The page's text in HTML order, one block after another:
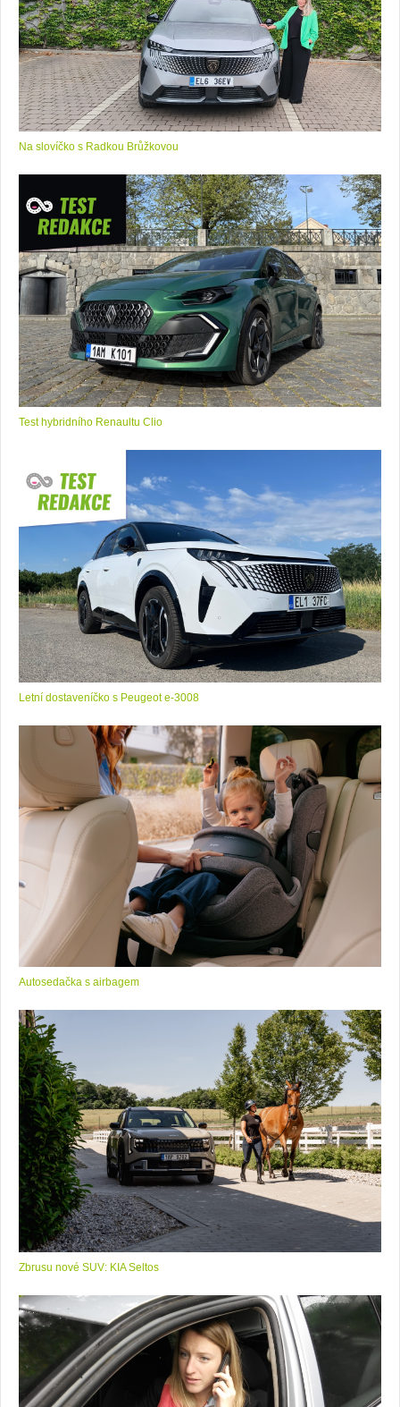
Na slovíčko s Radkou Brůžkovou
Test hybridního Renaultu Clio
Letní dostaveníčko s Peugeot e-3008
Autosedačka s airbagem
Zbrusu nové SUV: KIA Seltos